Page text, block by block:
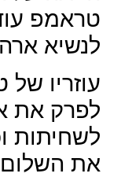
טראמפ
לנשיא
עוזריו
לפרק את
לשחיתות
את